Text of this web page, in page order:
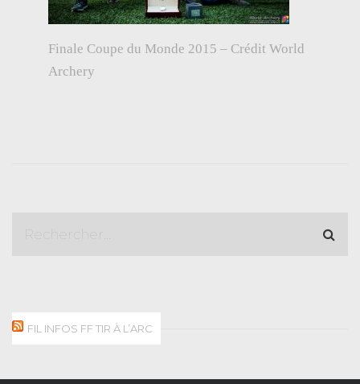
Finale Coupe du Monde 2015 – Crédit World
Archery
FIL INFOS FF TIR À L’ARC